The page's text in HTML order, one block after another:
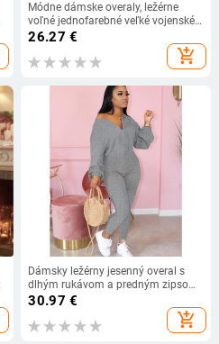
Módne dámske overaly, ležérne
voľné jednofarebné veľké vojenské
nohavice s prackou
26.27 €
add_shopping_cart
Dámsky ležérny jesenný overal s
dlhým rukávom a predným zipsom,
jednofarebný dlhý overal
30.97 €
add_shopping_cart